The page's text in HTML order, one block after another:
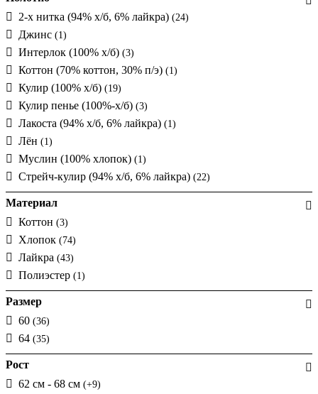
2-х нитка (94% х/б, 6% лайкра) (24)
Джинс (1)
Интерлок (100% х/б) (3)
Коттон (70% коттон, 30% п/э) (1)
Кулир (100% х/б) (19)
Кулир пенье (100%-х/б) (3)
Лакоста (94% х/б, 6% лайкра) (1)
Лён (1)
Муслин (100% хлопок) (1)
Стрейч-кулир (94% х/б, 6% лайкра) (22)
Материал
Коттон (3)
Хлопок (74)
Лайкра (43)
Полиэстер (1)
Размер
60 (36)
64 (35)
Рост
62 см - 68 см (+9)